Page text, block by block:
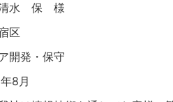
清水 保 様
区
開発・保守
8月